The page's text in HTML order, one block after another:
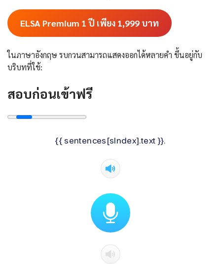
ELSA Premium 1 ปี เพียง 1,999 บาท
ในภาษาอังกฤษ รบกวนสามารถแสดงออกได้หลายคำ ขึ้นอยู่กับ
บริบทที่ใช้:
สอบก่อนเข้าฟรี
{{ sentences[sIndex].text }}.